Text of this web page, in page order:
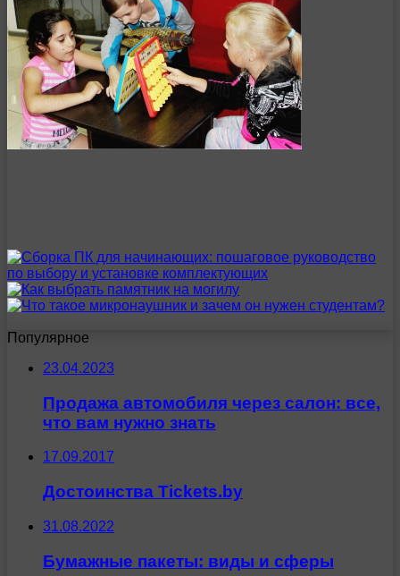
Популярное
23.04.2023
Продажа автомобиля через салон: все,
что вам нужно знать
17.09.2017
Достоинства Tickets.by
31.08.2022
Бумажные пакеты: виды и сферы